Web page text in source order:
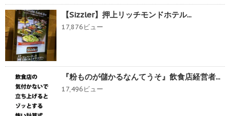
【Sizzler】押上リッチモンドホテル...
17,876ビュー
『粉ものが儲かるなんてうそ』飲食店経営者...
17,496ビュー